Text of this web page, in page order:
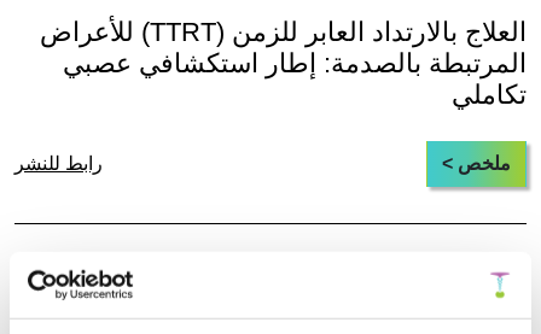
العلاج بالارتداد العابر للزمن (TTRT) للأعراض
المرتبطة بالصدمة: إطار استكشافي عصبي
تكاملي
ملخص > رابط للنشر
أحادي القطب المغناطيسي كبنية ثلاثية
الدوامات: إطار قائم على الدوامات لتوليد القوة